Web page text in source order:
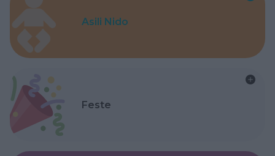
Asili Nido
Feste